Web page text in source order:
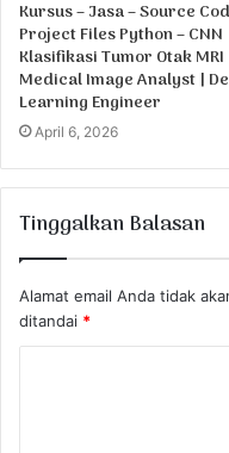
Kursus – Jasa – Source
Project Files Python – CNN
Klasifikasi Tumor Otak MRI
Medical Image Analyst |
Learning Engineer
April 6, 2026
Tinggalkan Balasan
Alamat email Anda tidak
ditandai *